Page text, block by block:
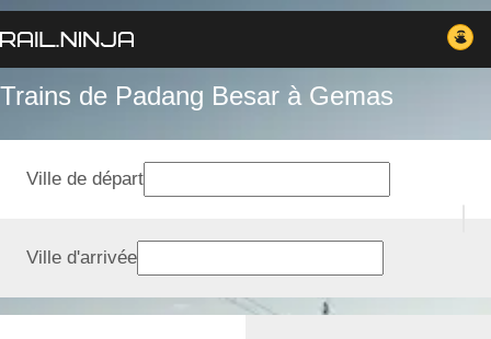
Trains de Padang Besar à Gemas
Ville de départ
Ville d'arrivée